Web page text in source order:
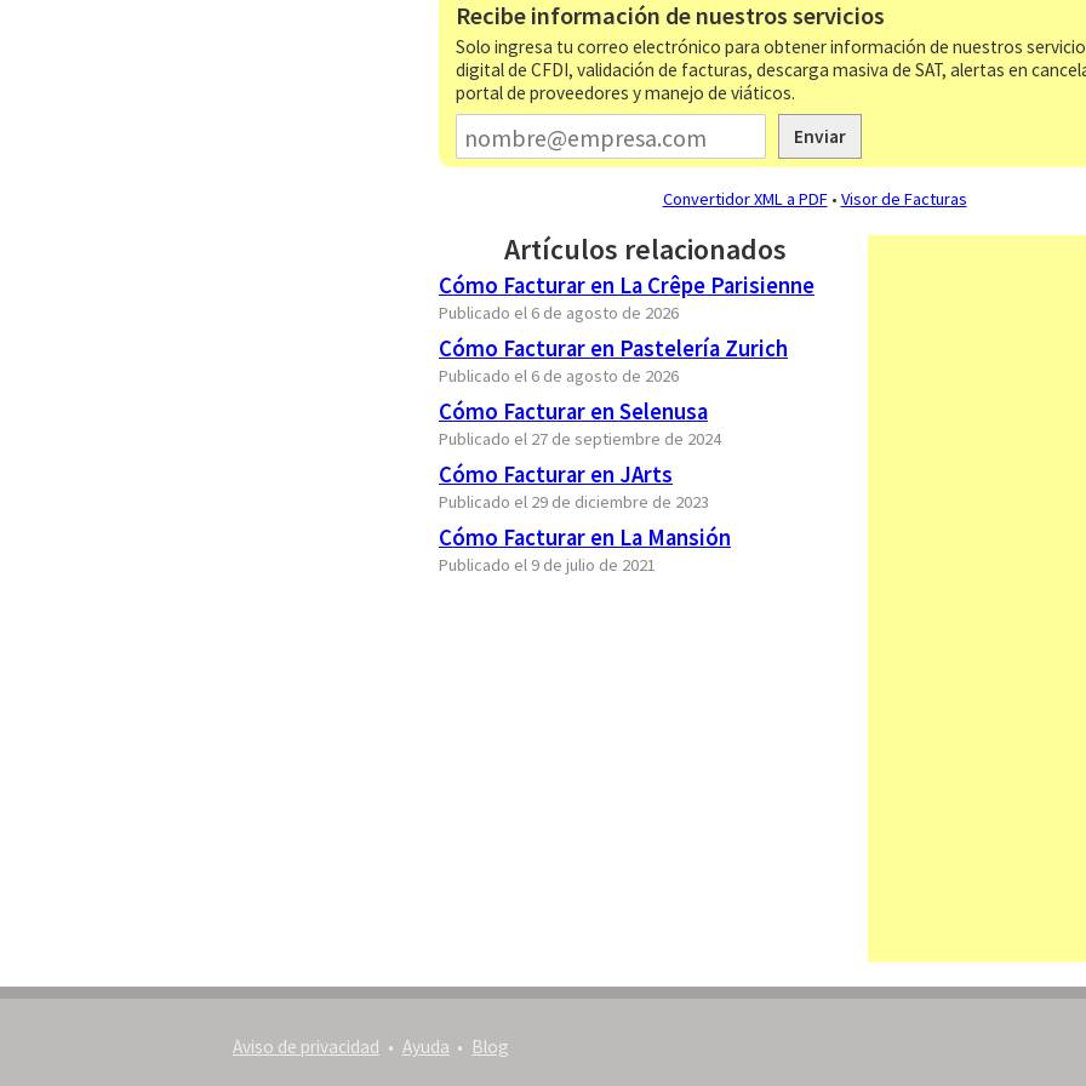
Recibe información de nuestros servicios
Solo ingresa tu correo electrónico para obtener información de nuestros
digital de CFDI, validación de facturas, descarga masiva de SAT, alertas en
portal de proveedores y manejo de viáticos.
Enviar
Convertidor XML a PDF• Visor de Facturas
Artículos relacionados
Cómo Facturar en La Crêpe Parisienne
Publicado el 6 de agosto de 2026
Cómo Facturar en Pastelería Zurich
Publicado el 6 de agosto de 2026
Cómo Facturar en Selenusa
Publicado el 27 de septiembre de 2024
Cómo Facturar en JArts
Publicado el 29 de diciembre de 2023
Cómo Facturar en La Mansión
Publicado el 9 de julio de 2021
Aviso de privacidad Ayuda Blog